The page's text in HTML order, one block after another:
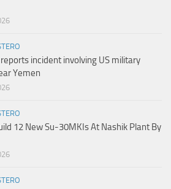
incident involving US military
Yemen
12 New Su-30MKIs At Nashik Plant By